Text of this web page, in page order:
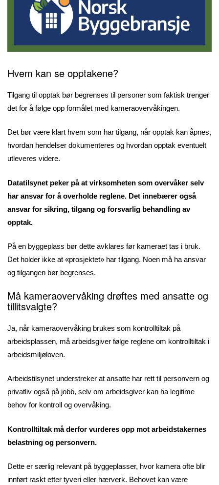
Hvem kan se opptakene?
Tilgang til opptak bør begrenses til personer som faktisk trenger
det for å følge opp formålet med kameraovervåkingen.
Det bør være klart hvem som har tilgang, når opptak kan åpnes,
hvordan hendelser dokumenteres og hvordan opptak eventuelt
utleveres videre.
Datatilsynet peker på at virksomheten som overvåker selv
har ansvar for å overholde reglene. Det innebærer også
ansvar for sikring, tilgang og forsvarlig behandling av
opptak.
På en byggeplass bør dette avklares før kameraet tas i bruk.
Det holder ikke at «prosjektet» har tilgang. Noen må ha ansvar
og tilgangen bør begrenses.
Må kameraovervåking drøftes med ansatte og
tillitsvalgte?
Ja, når kameraovervåking brukes som kontrolltiltak på
arbeidsplassen, må arbeidsgiver følge reglene om kontrolltiltak i
arbeidsmiljøloven.
Arbeidstilsynet understreker at ansatte har rett til personvern og
privatliv også på jobb, selv om arbeidsgiver kan ha legitime
behov for kontroll og overvåking.
Kontrolltiltak må derfor vurderes opp mot arbeidstakernes
belastning og personvern.
Dette er særlig relevant på byggeplasser, hvor kamera ofte blir
innført raskt etter tyveri eller hærverk. Behovet kan være